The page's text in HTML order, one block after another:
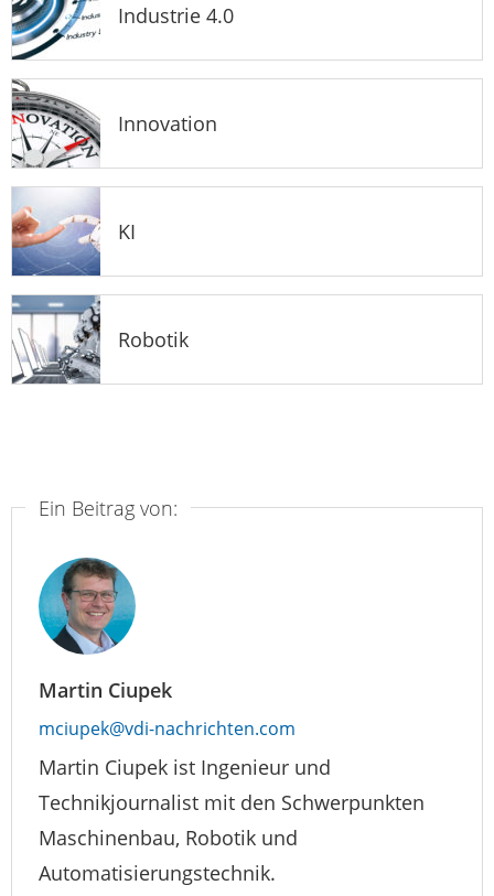
Industrie 4.0
Innovation
KI
Robotik
Ein Beitrag von:
Martin Ciupek
mciupek@vdi-nachrichten.com
Martin Ciupek ist Ingenieur und
Technikjournalist mit den Schwerpunkten
Maschinenbau, Robotik und
Automatisierungstechnik.